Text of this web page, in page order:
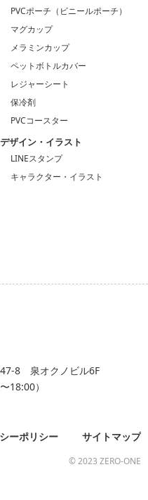
PVCポーチ（ビニールポーチ）
マグカップ
メラミンカップ
ペットボトルカバー
レジャーシート
保冷剤
PVCコースター
デザイン・イラスト
LINEスタンプ
キャラクター・イラスト
8 泉オクノビル6F
18:00）
ーポリシー サイトマップ
© 2023 ZERO-ONE